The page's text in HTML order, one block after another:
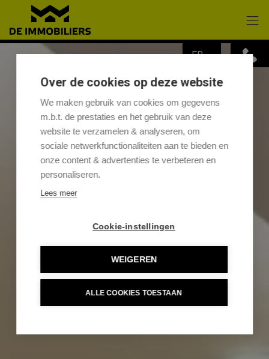
Passer le menu et aller au contenu
FR
Over de cookies op deze website
We maken gebruik van cookies om gegevens
m.b.t. de prestaties en het gebruik van deze
website te verzamelen & analyseren, om
sociale netwerkfunctionaliteiten aan te bieden en
onze content & advertenties te verbeteren en
personaliseren.
Lees meer
Cookie-instellingen
WEIGEREN
ALLE COOKIES TOESTAAN